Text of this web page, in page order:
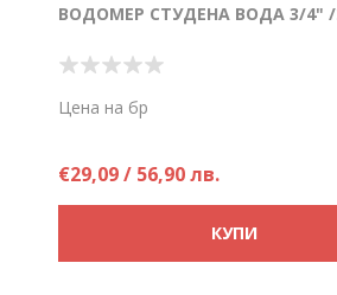
ВОДОМЕР СТУДЕНА ВОДА 3/4"
Цена на бр
€29,09 / 56,90 лв.